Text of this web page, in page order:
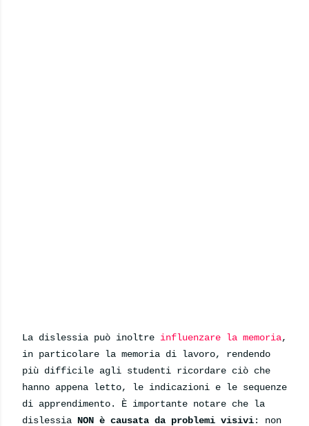
La dislessia può inoltre influenzare la memoria,
in particolare la memoria di lavoro, rendendo
più difficile agli studenti ricordare ciò che
hanno appena letto, le indicazioni e le sequenze
di apprendimento. È importante notare che la
dislessia NON è causata da problemi visivi: non